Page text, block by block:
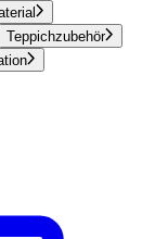
Teppichzubehör